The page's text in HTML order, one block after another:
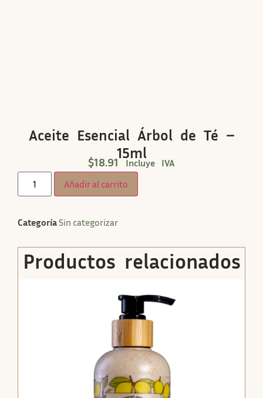
Aceite Esencial Árbol de Té –
15ml
$18.91
Incluye IVA
Añadir al carrito
CategoríaSin categorizar
Productos relacionados